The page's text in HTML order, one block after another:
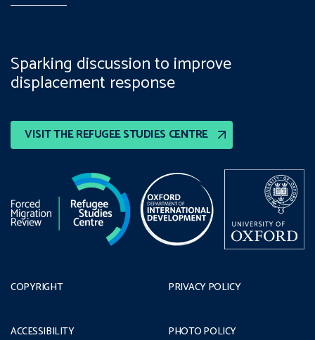
VISIT THE REFUGEE STUDIES CENTRE
Sparking discussion to improve
displacement response
COPYRIGHT
ACCESSIBILITY
PRIVACY POLICY
PHOTO POLICY